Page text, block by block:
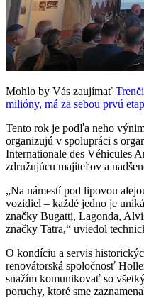
Mohlo by Vás zaujímať
milióny, má za sebou prvú
Tento rok je podľa neho
organizujú v spolupráci s
Internationale des Véhicules
združujúcu majiteľov a
„Na námestí pod lipovou
vozidiel – každé jedno je
značky Bugatti, Lagonda,
značky Tatra,“ uviedol
O kondíciu a servis
renovátorská spoločnosť
snažím komunikovať so
poruchy, ktoré sme